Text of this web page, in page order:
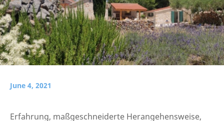
June 4, 2021
Erfahrung, maßgeschneiderte Herangehensweise,